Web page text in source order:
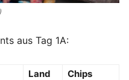
aus Tag 1A:
Land
Chips